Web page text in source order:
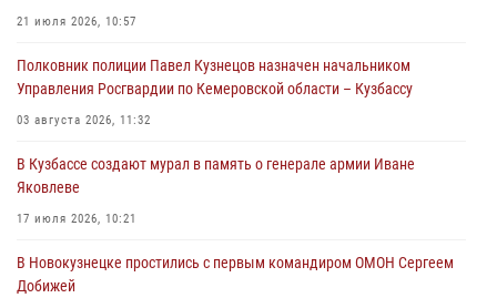
Росгвардейцы в Юрге пресекли попытку проникновения на
05 августа 2026, 07:45
21 июля 2026, 10:57
Полковник полиции Павел Кузнецов назначен начальником
Управления Росгвардии по Кемеровской области – Кузбассу
03 августа 2026, 11:32
В Кузбассе создают мурал в память о генерале армии Иване
Яковлеве
17 июля 2026, 10:21
В Новокузнецке простились с первым командиром ОМОН Сергеем
Добижей